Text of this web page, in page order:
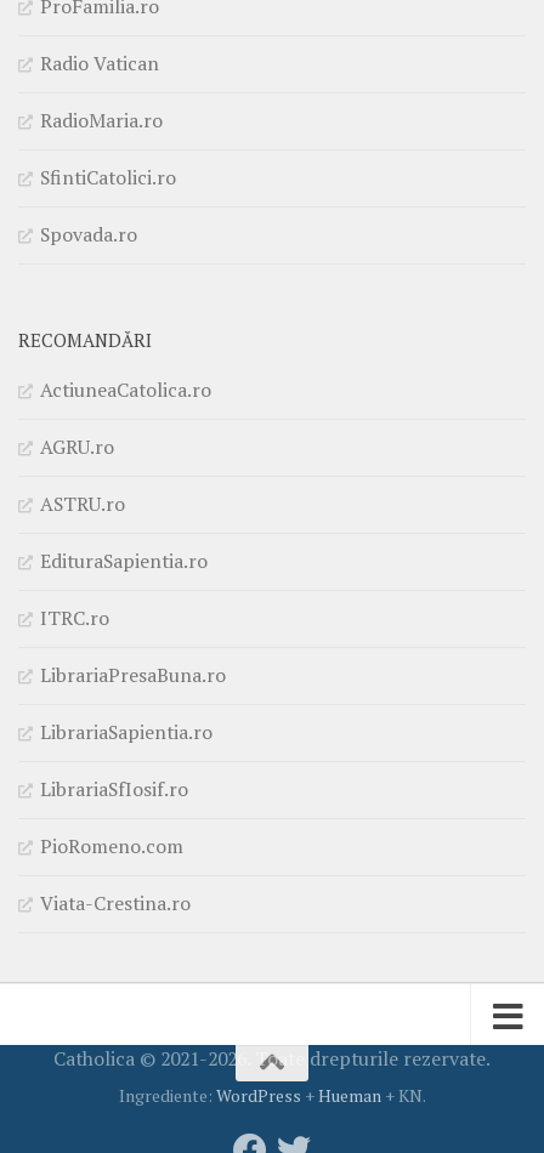
ProFamilia.ro
Radio Vatican
RadioMaria.ro
SfintiCatolici.ro
Spovada.ro
RECOMANDĂRI
ActiuneaCatolica.ro
AGRU.ro
ASTRU.ro
EdituraSapientia.ro
ITRC.ro
LibrariaPresaBuna.ro
LibrariaSapientia.ro
LibrariaSfIosif.ro
PioRomeno.com
Viata-Crestina.ro
Catholica © 2021-2026. Toate drepturile rezervate.
Ingrediente: WordPress +Hueman+ KN.